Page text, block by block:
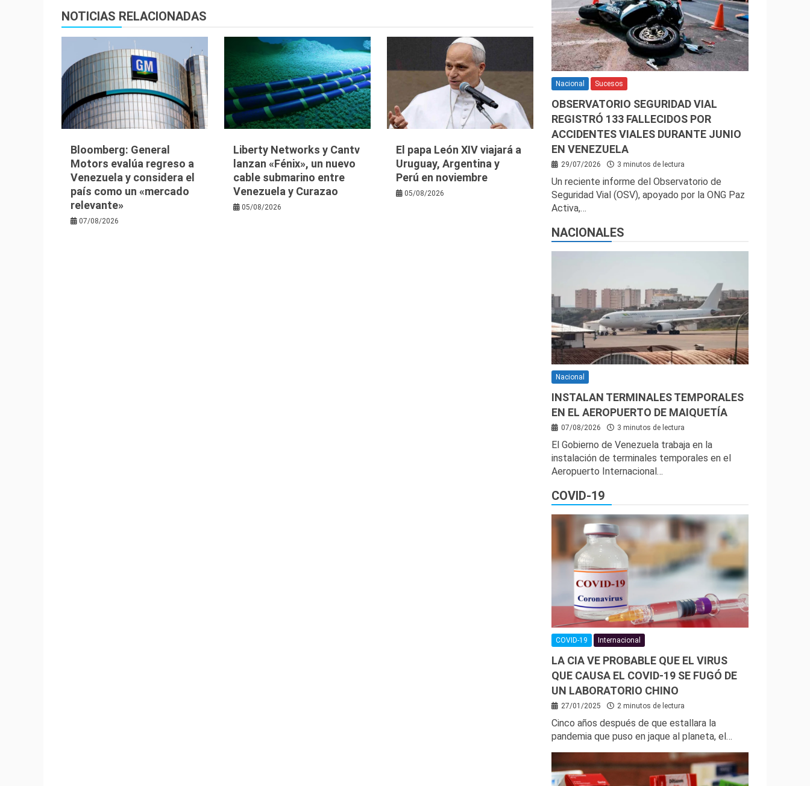
entradas
NOTICIAS RELACIONADAS
Bloomberg: General
Motors evalúa regreso a
Venezuela y considera el
país como un «mercado
relevante»
07/08/2026
Liberty Networks y Cantv
lanzan «Fénix», un nuevo
cable submarino entre
Venezuela y Curazao
05/08/2026
El papa León XIV viajará a
Uruguay, Argentina y
Perú en noviembre
05/08/2026
Nacional Sucesos
OBSERVATORIO SEGURIDAD VIAL
REGISTRÓ 133 FALLECIDOS POR
ACCIDENTES VIALES DURANTE JUNIO
EN VENEZUELA
29/07/2026 3 minutos de lectura
Un reciente informe del Observatorio de
Seguridad Vial (OSV), apoyado por la ONG Paz
Activa,…
NACIONALES
Nacional
INSTALAN TERMINALES TEMPORALES
EN EL AEROPUERTO DE MAIQUETÍA
07/08/2026 3 minutos de lectura
El Gobierno de Venezuela trabaja en la
instalación de terminales temporales en el
Aeropuerto Internacional…
COVID-19
COVID-19 Internacional
LA CIA VE PROBABLE QUE EL VIRUS
QUE CAUSA EL COVID-19 SE FUGÓ DE
UN LABORATORIO CHINO
27/01/2025 2 minutos de lectura
Cinco años después de que estallara la
pandemia que puso en jaque al planeta, el…